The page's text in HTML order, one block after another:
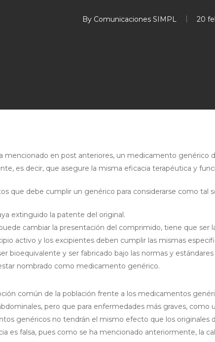
By Comunicaciones SIMPL 20
mencionado en post anteriores, un medicamento genérico
es decir, que asegure la misma eficacia terapéutica y
que debe cumplir un genérico para considerarse como tal
extinguido la patente del original.
cambiar la presentación del comprimido, tiene que ser
activo y los excipientes deben cumplir las mismas
bioequivalente y ser fabricado bajo las normas y estándares
nombrado como medicamento genérico.
común de la población frente a los medicamentos
pero que para enfermedades más graves, como
genéricos no tendrán el mismo efecto que los originales
es falsa, pues como se ha mencionado anteriormente, la